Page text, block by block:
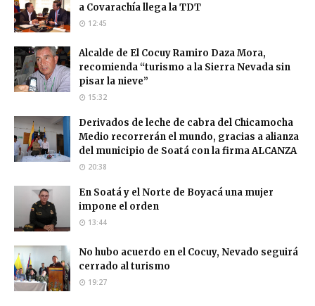
a Covarachía llega la TDT
12:45
Alcalde de El Cocuy Ramiro Daza Mora,
recomienda “turismo a la Sierra Nevada sin
pisar la nieve”
15:32
Derivados de leche de cabra del Chicamocha
Medio recorrerán el mundo, gracias a alianza
del municipio de Soatá con la firma ALCANZA
20:38
En Soatá y el Norte de Boyacá una mujer
impone el orden
13:44
No hubo acuerdo en el Cocuy, Nevado seguirá
cerrado al turismo
19:27